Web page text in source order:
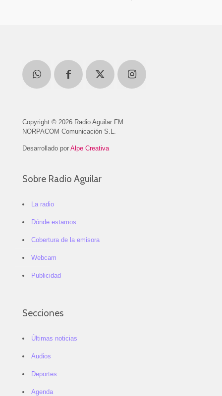
Copyright © 2026 Radio Aguilar FM
NORPACOM Comunicación S.L.
Desarrollado por Alpe Creativa
Sobre Radio Aguilar
La radio
Dónde estamos
Cobertura de la emisora
Webcam
Publicidad
Secciones
Últimas noticias
Audios
Deportes
Agenda